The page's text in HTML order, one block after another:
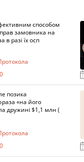
способом
замовника на
в разі їх осп
0
позика
«на його
дружині $1,1 млн (
0